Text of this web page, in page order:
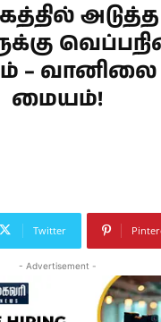
அடுத்த
–
மையம்!
Twitter
- Advertisement -